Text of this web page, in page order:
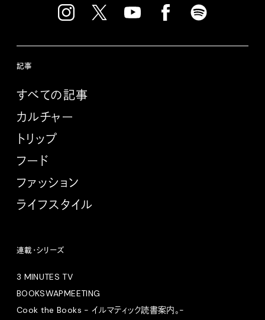
記事
すべての記事
カルチャー
トリップ
フード
ファッション
ライフスタイル
連載・シリーズ
3 MINUTES TV
BOOKSWAPMEETING
Cook the Books - イルマティック読書案内。-